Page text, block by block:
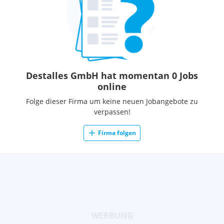
Destalles GmbH hat momentan 0 Jobs
online
Folge dieser Firma um keine neuen Jobangebote zu
verpassen!
Firma folgen